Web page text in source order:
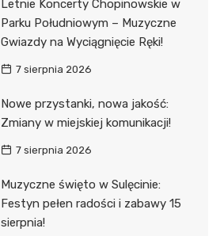
Letnie Koncerty Chopinowskie w
Parku Południowym – Muzyczne
Gwiazdy na Wyciągnięcie Ręki!
7 sierpnia 2026
Nowe przystanki, nowa jakość:
Zmiany w miejskiej komunikacji!
7 sierpnia 2026
Muzyczne święto w Sulęcinie:
Festyn pełen radości i zabawy 15
sierpnia!